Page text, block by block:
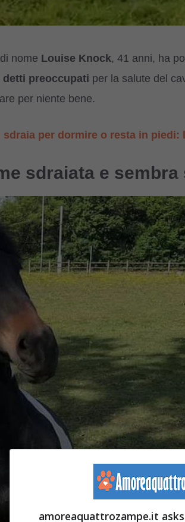
nome Louise Knock, 41 anni, ha
preoccupati per la salute del
per niente bene.
sdraia per dormire o resta in piedi:
sdraiata e sembra
amoreaquattrozampe.it